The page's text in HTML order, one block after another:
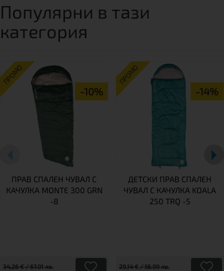
Популярни в тази
категория
ПРОМО
-10%
ПРАВ СПАЛЕН ЧУВАЛ С
КАЧУЛКА MONTE 300 GRN
-8
34,26 € / 67.01 лв.
ПРОМО
-14%
ДЕТСКИ ПРАВ СПАЛЕН
ЧУВАЛ С КАЧУЛКА KOALA
250 TRQ -5
29,14 € / 56.99 лв.